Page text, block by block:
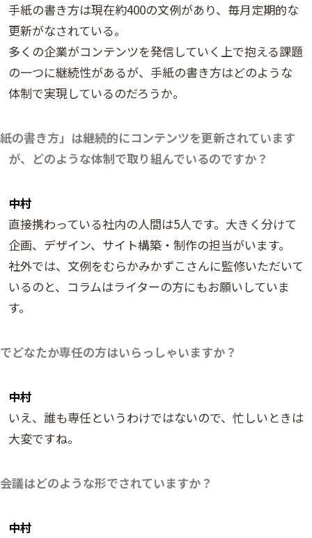
手紙の書き方は現在約400の文例があり、毎月定期的な
更新がなされている。
多くの企業がコンテンツを発信していく上で抱える課題
の一つに継続性があるが、手紙の書き方はどのような
体制で実現しているのだろうか。
の書き方」は継続的にコンテンツを更新されています
が、どのような体制で取り組んでいるのですか？
中村
直接携わっている社内の人間は5人です。大きく分けて
企画、デザイン、サイト構築・制作の担当がいます。
社外では、文例をむらかみかずこさんに監修いただいて
いるのと、コラムはライターの方にもお願いしていま
す。
どなたか専任の方はいらっしゃいますか？
中村
いえ、誰も専任というわけではないので、忙しいときは
大変ですね。
議はどのような形でされていますか？
中村